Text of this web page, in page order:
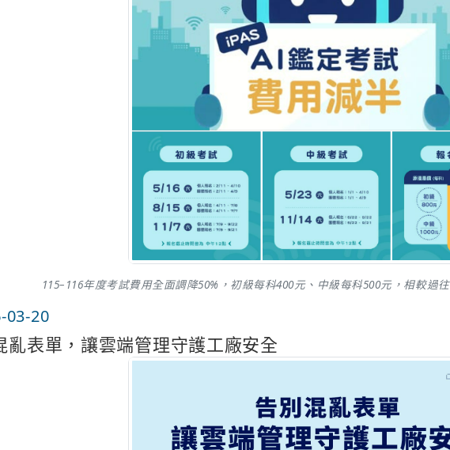
115–116年度考試費用全面調降50%，初級每科400元、中級每科500元，相較過
03-20
表單，讓雲端管理守護工廠安全